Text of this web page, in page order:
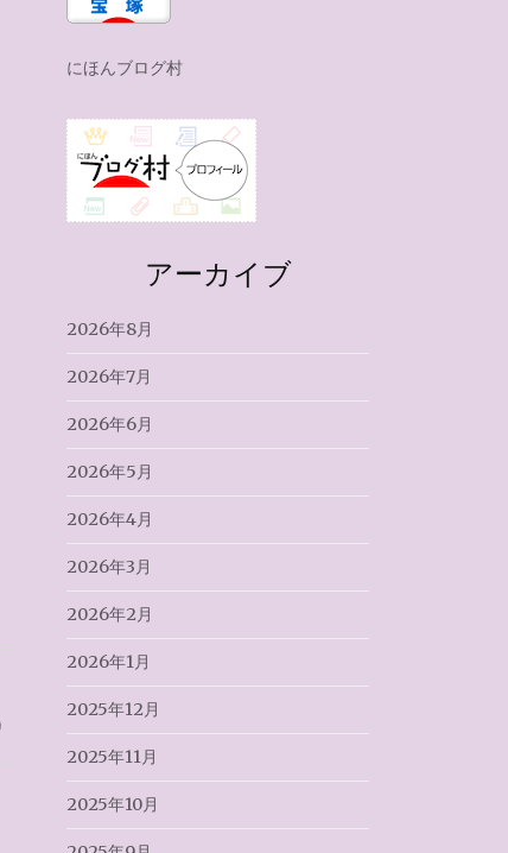
にほんブログ村
アーカイブ
2026年8月
2026年7月
2026年6月
2026年5月
2026年4月
2026年3月
2026年2月
2026年1月
2025年12月
2025年11月
2025年10月